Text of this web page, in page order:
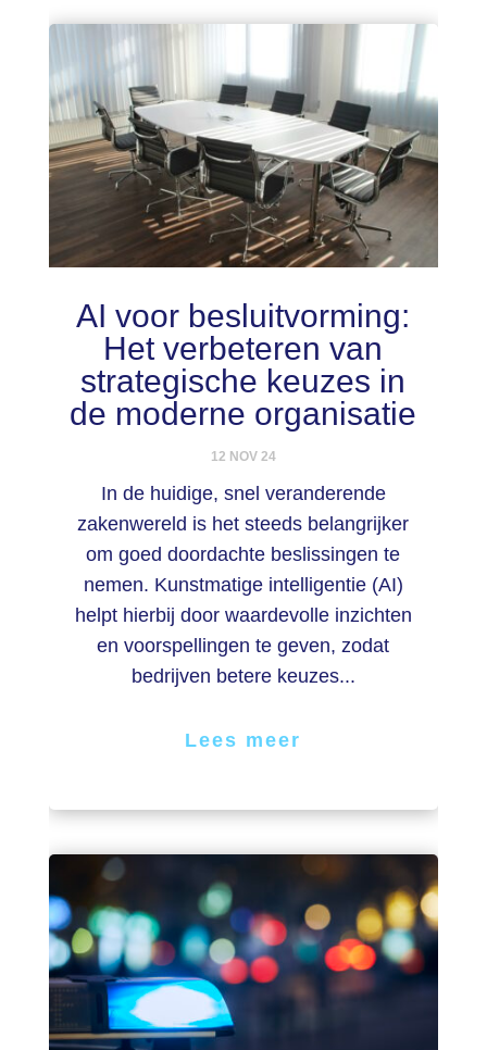
AI voor besluitvorming:
Het verbeteren van
strategische keuzes in
de moderne organisatie
12 NOV 24
In de huidige, snel veranderende
zakenwereld is het steeds belangrijker
om goed doordachte beslissingen te
nemen. Kunstmatige intelligentie (AI)
helpt hierbij door waardevolle inzichten
en voorspellingen te geven, zodat
bedrijven betere keuzes...
Lees meer